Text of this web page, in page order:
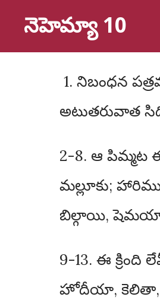
నెహెమ్యా 10
1. నిబంధన పత్రము మీద మొదట సంతకము చేసినవాడు అధికారియు హకల్యా కుమారుడునగు నెహెమ్యా.
అటుతరువాత
2-8. ఆ పిమ్మట
మల్లూకు;
బిల్గాయి,
9-13. ఈ
హోదీయా, కెలితా,